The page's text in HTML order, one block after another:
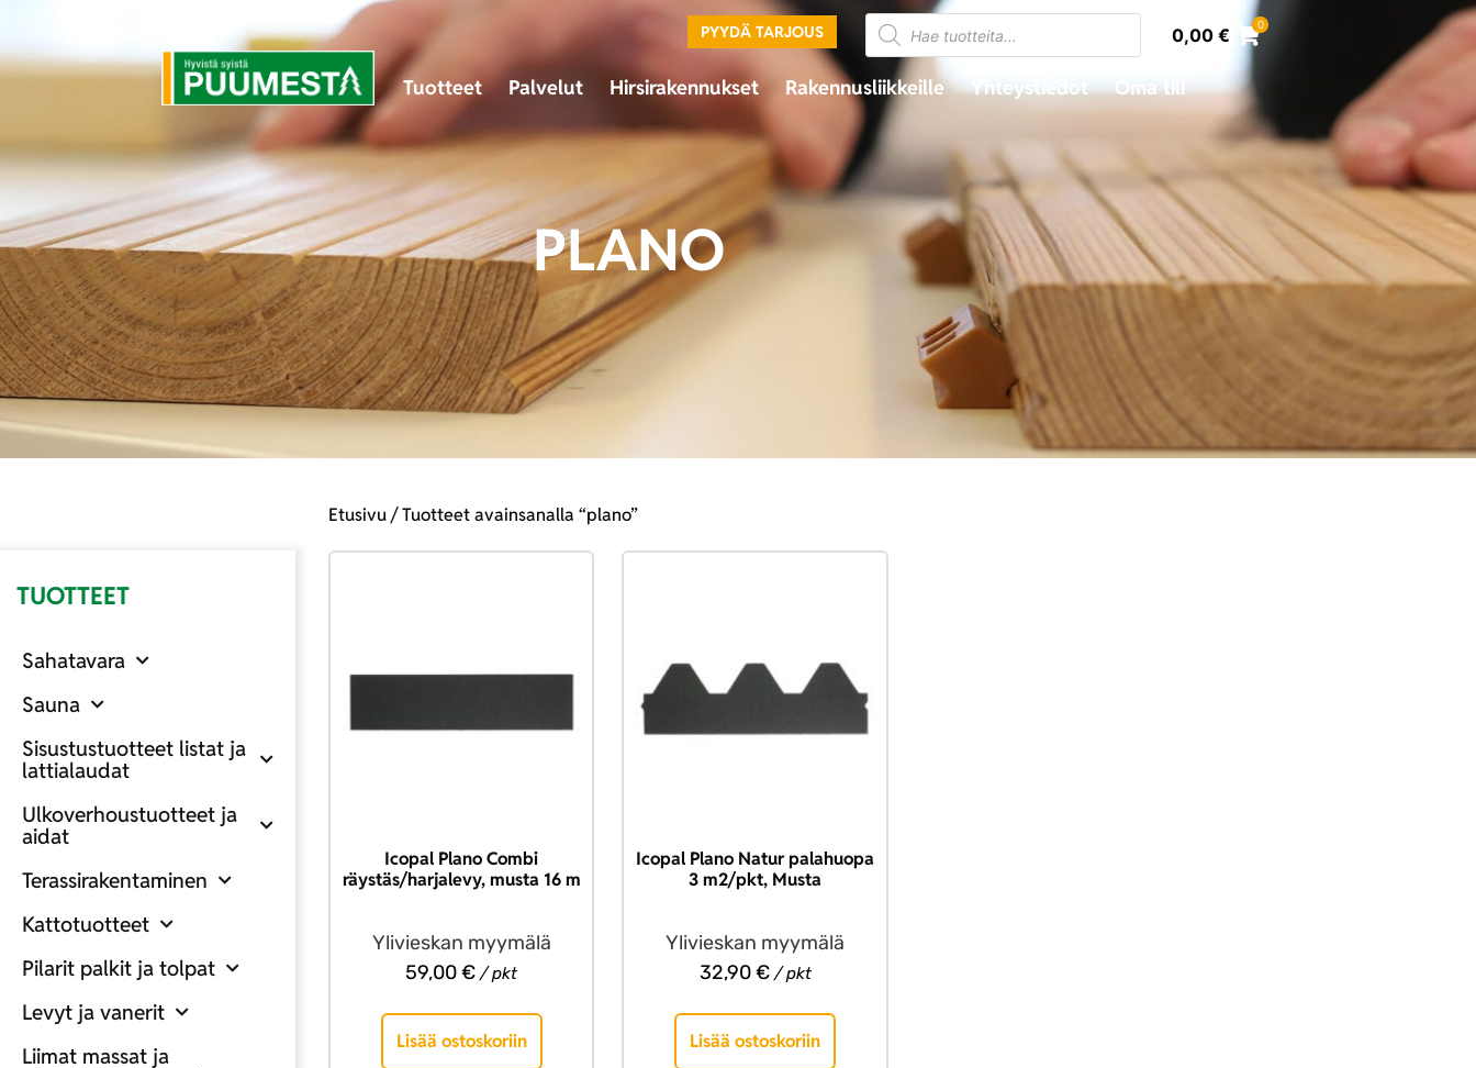
PYYDÄ TARJOUS 0,00€ 0
Tuotteet Palvelut Hirsirakennukset Rakennusliikkeille Yhteystiedot Oma tili
PLANO
Etusivu/ Tuotteet avainsanalla “plano”
TUOTTEET
Sahatavara
Sauna
Sisustustuotteet listat ja
lattialaudat
Ulkoverhoustuotteet ja
aidat
Terassirakentaminen
Kattotuotteet
Pilarit palkit ja tolpat
Levyt ja vanerit
Liimat massat ja
Icopal Plano Combi
räystäs/harjalevy, musta 16 m
Ylivieskan myymälä
59,00€ / pkt
Lisää ostoskoriin
Icopal Plano Natur palahuopa
3 m2/pkt, Musta
Ylivieskan myymälä
32,90€/ pkt
Lisää ostoskoriin